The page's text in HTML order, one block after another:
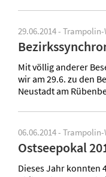
29.06.2014 -
Mit völlig anderer
wir am 29.6. zu den
Neustadt am
06.06.2014 -
Ostseepokal
Dieses Jahr konnten